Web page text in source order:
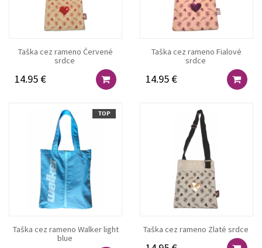
Taška cez rameno Červené
srdce
14.95 €
Taška cez rameno Fialové
srdce
14.95 €
TOP
Taška cez rameno Walker light
blue
Taška cez rameno Zlaté srdce